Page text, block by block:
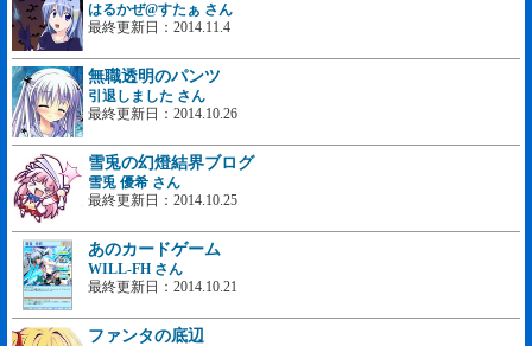
はるかぜ@すたぁ さん
最終更新日：2014.11.4
無職透明のパンツ
引退しました さん
最終更新日：2014.10.26
雪兎の幻燈結界ブログ
雪兎 優希 さん
最終更新日：2014.10.25
あのカードゲーム
WILL-FH さん
最終更新日：2014.10.21
ファンタの底辺